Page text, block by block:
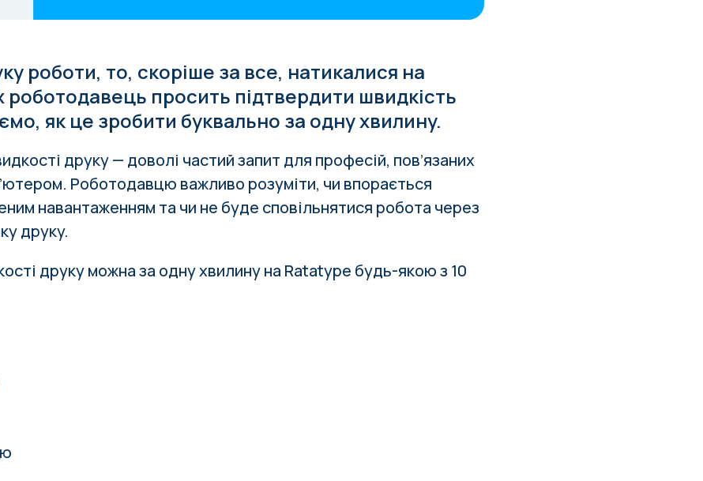
роботи, то, скоріше за все, натикалися на
роботодавець просить підтвердити швидкість
як це зробити буквально за одну хвилину.
друку — доволі частий запит для професій, повʼязаних
. Роботодавцю важливо розуміти, чи впорається
навантаженням та чи не буде сповільнятися робота через
друку.
друку можна за одну хвилину на Ratatype будь-якою з 10